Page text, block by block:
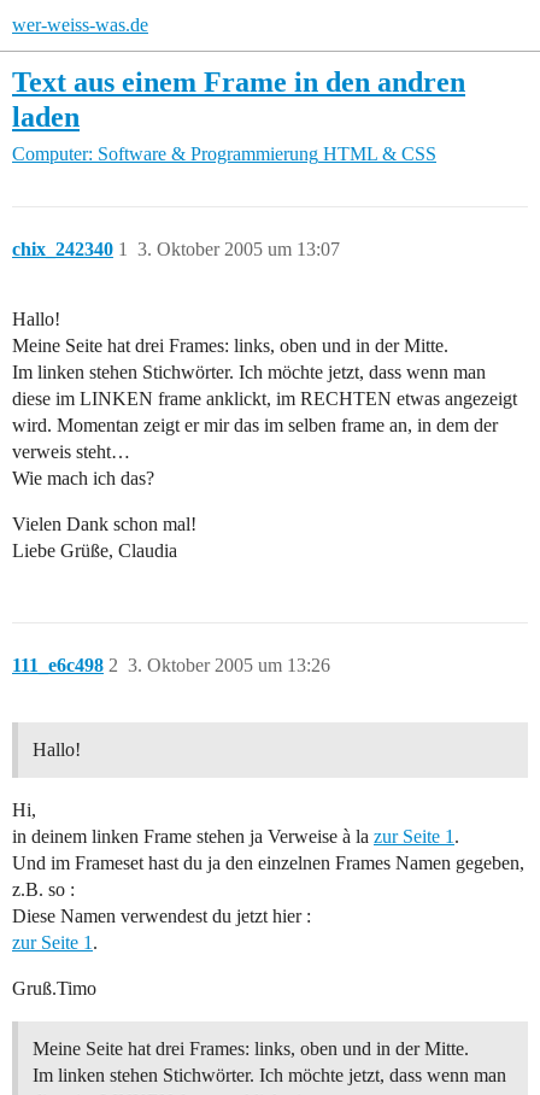
wer-weiss-was.de
Text aus einem Frame in den andren
laden
Computer: Software & Programmierung HTML & CSS
chix_242340 3. Oktober 2005 um 13:07
1
Hallo!
Meine Seite hat drei Frames: links, oben und in der Mitte.
Im linken stehen Stichwörter. Ich möchte jetzt, dass wenn man
diese im LINKEN frame anklickt, im RECHTEN etwas angezeigt
wird. Momentan zeigt er mir das im selben frame an, in dem der
verweis steht…
Wie mach ich das?
Vielen Dank schon mal!
Liebe Grüße, Claudia
111_e6c498 3. Oktober 2005 um 13:26
2
Hallo!
Hi,
in deinem linken Frame stehen ja Verweise à la zur Seite 1 .
Und im Frameset hast du ja den einzelnen Frames Namen gegeben,
z.B. so :
Diese Namen verwendest du jetzt hier :
zur Seite 1 .
Gruß.Timo
Meine Seite hat drei Frames: links, oben und in der Mitte.
Im linken stehen Stichwörter. Ich möchte jetzt, dass wenn man